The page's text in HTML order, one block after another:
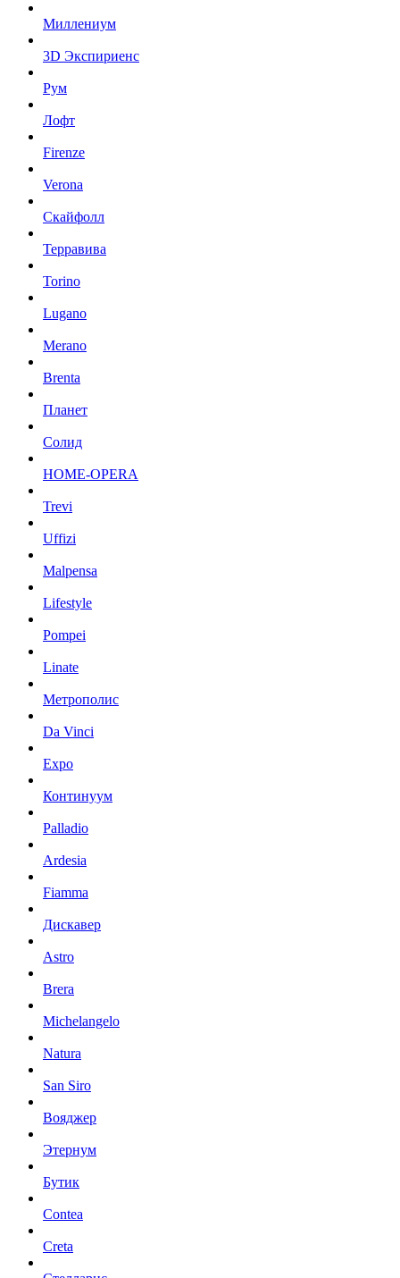
Миллениум
3D Экспириенс
Рум
Лофт
Firenze
Verona
Скайфолл
Терравива
Torino
Lugano
Merano
Brenta
Планет
Солид
HOME-OPERA
Trevi
Uffizi
Malpensa
Lifestyle
Pompei
Linate
Метрополис
Da Vinci
Expo
Континуум
Palladio
Ardesia
Fiamma
Дискавер
Astro
Brera
Michelangelo
Natura
San Siro
Вояджер
Этернум
Бутик
Contea
Creta